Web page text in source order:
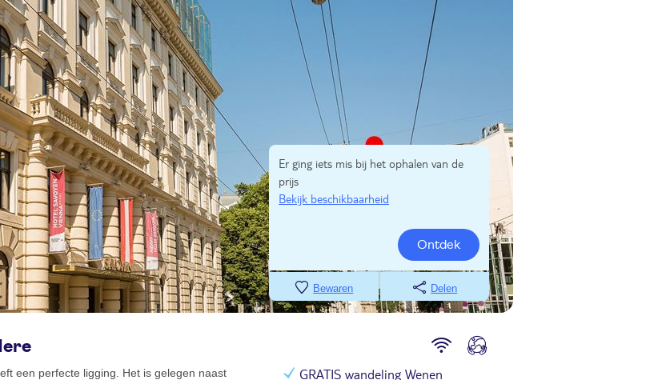
Er ging iets mis bij het ophalen van de
prijs
Bekijk beschikbaarheid
Ontdek
Bewaren Delen
een perfecte ligging. Het is gelegen naast
GRATIS wandeling Wenen